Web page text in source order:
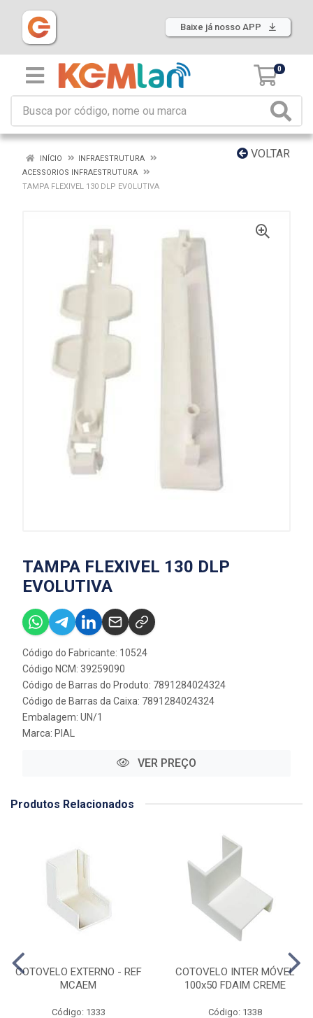
Baixe já nosso APP
0
VOLTAR
INÍCIO
INFRAESTRUTURA
ACESSORIOS INFRAESTRUTURA
TAMPA FLEXIVEL 130 DLP EVOLUTIVA
TAMPA FLEXIVEL 130 DLP
EVOLUTIVA
Código do Fabricante: 10524
Código NCM: 39259090
Código de Barras do Produto: 7891284024324
Código de Barras da Caixa: 7891284024324
Embalagem: UN/1
Marca: PIAL
VER PREÇO
Produtos Relacionados
COTOVELO EXTERNO - REF
MCAEM
Código: 1333
COTOVELO INTER MÓVEL
100x50 FDAIM CREME
Código: 1338